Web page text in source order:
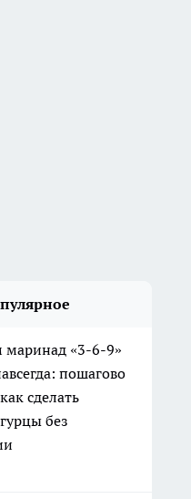
«3-6-9»
пошагово
сделать
без